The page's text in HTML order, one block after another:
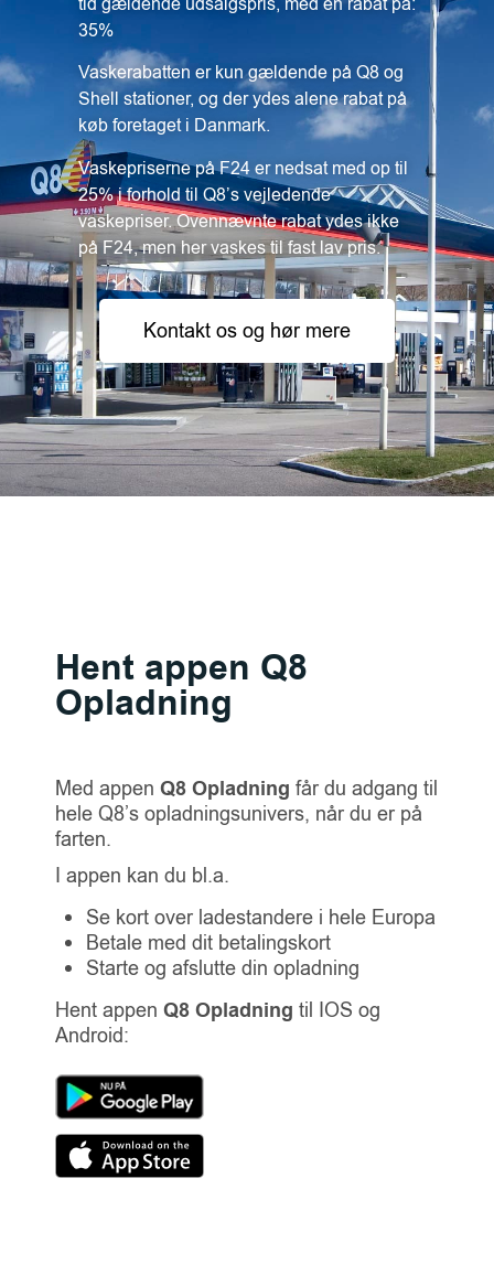
35%
Vaskerabatten er kun gældende på Q8 og
Shell stationer, og der ydes alene rabat på
køb foretaget i Danmark.
Vaskepriserne på F24 er nedsat med op til
25% i forhold til Q8’s vejledende
vaskepriser. Ovennævnte rabat ydes ikke
på F24, men her vaskes til fast lav pris.
Kontakt os og hør mere
Hent appen Q8
Opladning
Med appen Q8 Opladning får du adgang til
hele Q8’s opladningsunivers, når du er på
farten.
I appen kan du bl.a.
Se kort over ladestandere i hele Europa
Betale med dit betalingskort
Starte og afslutte din opladning
Hent appen Q8 Opladning til IOS og
Android: